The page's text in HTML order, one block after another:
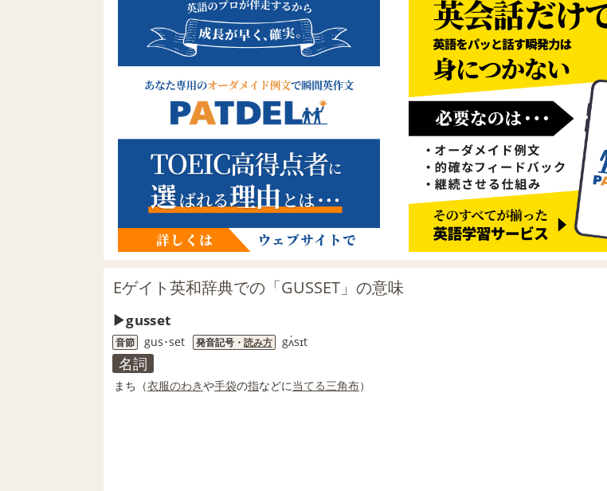
Eゲイト英和辞典での「GUSSET」の意味
gusset
音節 gus･set 発音記号・ 読み方 gʌ́sɪt
名詞
まち（衣服のわきや手袋の指などに当てる三角布）